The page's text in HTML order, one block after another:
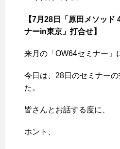
【7月28日「原田メソッド
ナーin東京」打合せ】
来月の「OW64セミナー」
今日は、28日のセミナー
た。
皆さんとお話する度に、
ホント、